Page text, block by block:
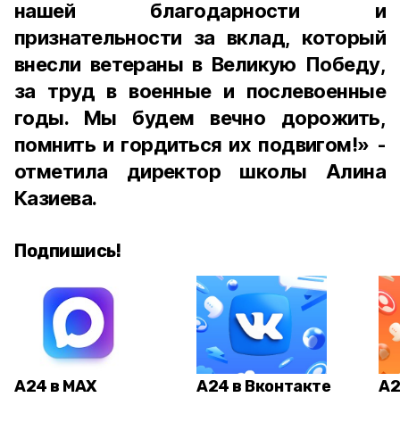
нашей благодарности и
признательности за вклад, который
внесли ветераны в Великую Победу,
за труд в военные и послевоенные
годы. Мы будем вечно дорожить,
помнить и гордиться их подвигом!» -
отметила директор школы Алина
Казиева.
Подпишись!
А24 в MAX А24 в Вконтакте